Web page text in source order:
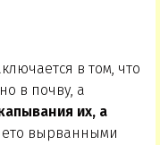
в том, что
в почву, а
их, а
вырванными